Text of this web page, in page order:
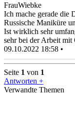
FrauWiebke
Ich mache gerade die
Russische Maniküre
Ist wirklich sehr
sehr bei der Arbeit mit
09.10.2022 18:58 •
Seite 1 von 1
Antworten +
Verwandte Themen